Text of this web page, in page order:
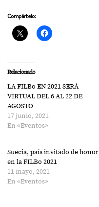
Compártelo:
Relacionado
LA FILBo EN 2021 SERÁ
VIRTUAL DEL 6 AL 22 DE
AGOSTO
17 junio, 2021
En «Eventos»
Suecia, país invitado de honor
en la FILBo 2021
11 mayo, 2021
En «Eventos»